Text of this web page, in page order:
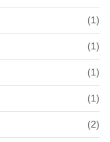
(1)
(1)
(1)
(1)
(2)